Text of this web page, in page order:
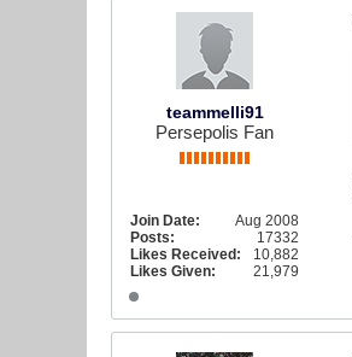
teammelli91
Persepolis Fan
Join Date:
Aug 2008
Posts:
17332
Likes Received:
10,882
Likes Given:
21,979